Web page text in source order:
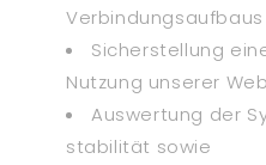
Sicherstellung
Nutzung unserer
Auswertung der
stabilität sowie